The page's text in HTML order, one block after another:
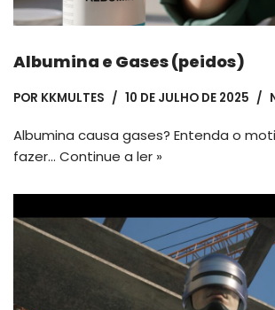
Albumina e Gases (peidos)
POR KKMULTES 10 DE JULHO DE 2025
Albumina causa gases? Entenda o
fazer… Continue a ler »